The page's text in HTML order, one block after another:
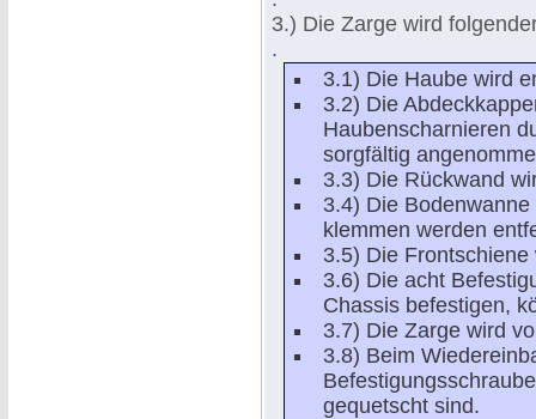
3.) Die Zarge wird
.
3.1) Die Haube wird
3.2) Die
Haubenscharnieren
sorgfältig
3.3) Die Rückwand
3.4) Die
klemmen werden
3.5) Die
3.6) Die acht
Chassis befestigen,
3.7) Die Zarge wird
3.8) Beim
gequetscht sind.